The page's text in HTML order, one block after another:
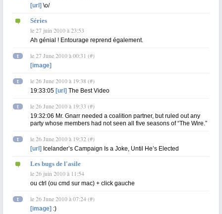
[url] \o/
Séries
le 27 juin 2010 à 23:53
Ah génial ! Entourage reprend également.
t le 27 June 2010 à 00:31 (#)
[image]
t le 26 June 2010 à 19:38 (#)
19:33:05 [url] The Best Video
t le 26 June 2010 à 19:33 (#)
19:32:06 Mr. Gnarr needed a coalition partner, but ruled out any
party whose members had not seen all five seasons of “The Wire.”
t le 26 June 2010 à 19:32 (#)
[url] Icelander’s Campaign Is a Joke, Until He’s Elected
Les bugs de l'asile
le 26 juin 2010 à 11:54
ou ctrl (ou cmd sur mac) + click gauche
t le 26 June 2010 à 07:24(#)
[image] :)